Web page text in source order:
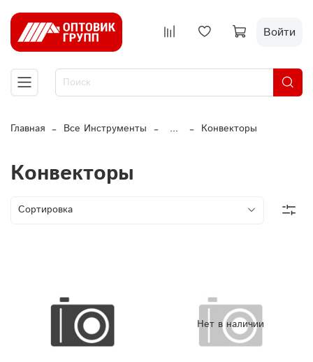
Войти
Главная Все Инструменты ... Конвекторы
Конвекторы
Нет в наличии